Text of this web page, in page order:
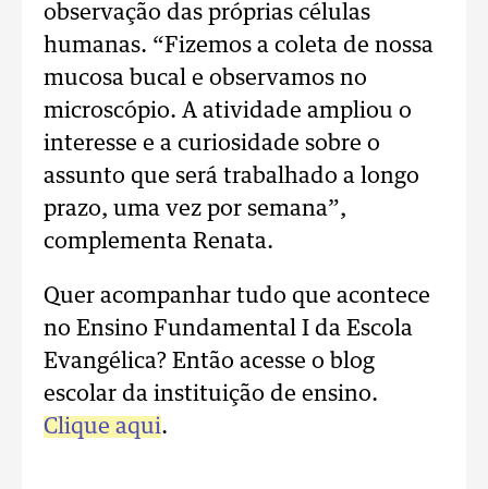
observação das próprias células
humanas. “Fizemos a coleta de nossa
mucosa bucal e observamos no
microscópio. A atividade ampliou o
interesse e a curiosidade sobre o
assunto que será trabalhado a longo
prazo, uma vez por semana”,
complementa Renata.
Quer acompanhar tudo que acontece
no Ensino Fundamental I da Escola
Evangélica? Então acesse o blog
escolar da instituição de ensino.
Clique aqui.